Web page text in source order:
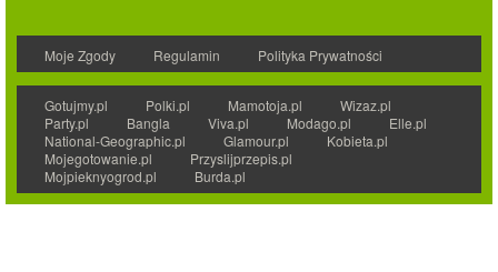
Moje Zgody Regulamin Polityka Prywatności
Gotujmy.pl Polki.pl Mamotoja.pl
Wizaz.pl
Party.pl
Bangla Viva.pl Modago.pl
Elle.pl
National-Geographic.pl
Glamour.pl
Kobieta.pl
Mojegotowanie.pl
Przyslijprzepis.pl
Mojpieknyogrod.pl
Burda.pl